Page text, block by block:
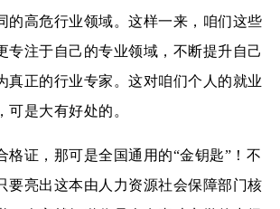
的高危行业领域。这样一来，咱们这些
专注于自己的专业领域，不断提升自己
真正的行业专家。这对咱们个人的就业
可是大有好处的。
格证，那可是全国通用的“金钥匙”！不
要亮出这本由人力资源社会保障部门核